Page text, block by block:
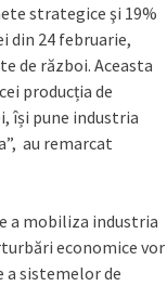
strategice şi 19%
din 24 februarie,
de război. Aceasta
producția de
își pune industria
au remarcat
a mobiliza industria
economice vor
a sistemelor de